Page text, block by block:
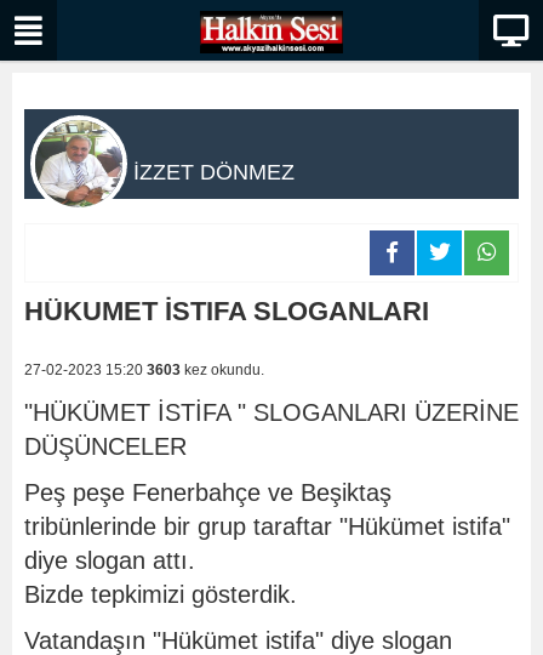
İZZET DÖNMEZ
HÜKUMET İSTIFA SLOGANLARI
27-02-2023 15:20 3603 kez okundu.
"HÜKÜMET İSTİFA " SLOGANLARI ÜZERİNE
DÜŞÜNCELER
Peş peşe Fenerbahçe ve Beşiktaş
tribünlerinde bir grup taraftar "Hükümet istifa"
diye slogan attı.
Bizde tepkimizi gösterdik.
Vatandaşın "Hükümet istifa" diye slogan